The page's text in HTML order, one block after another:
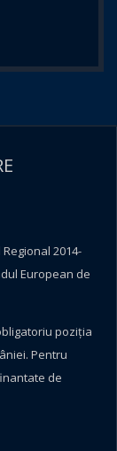
2014-
European de
poziţia
Pentru
de